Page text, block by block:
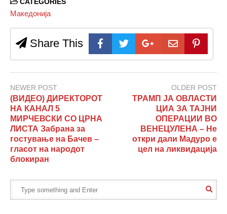
CATEGORIES
Македонија
Share This
NEWER POST
(ВИДЕО) ДИРЕКТОРОТ
НА КАНАЛ 5
МИРЧЕВСКИ СО ЦРНА
ЛИСТА Забрана за
гостување на Бачев –
гласот на народот
блокиран
OLDER POST
ТРАМП ЈА ОВЛАСТИ
ЦИА ЗА ТАЈНИ
ОПЕРАЦИИ ВО
ВЕНЕЦУЛЕНА – Не
откри дали Мадуро е
цел на ликвидација